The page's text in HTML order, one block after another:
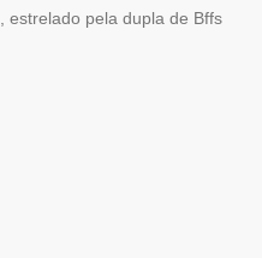
, estrelado pela dupla de Bffs